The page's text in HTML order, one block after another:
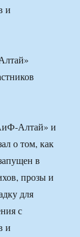
и
Алтай» и
о том, как
в
прозы и
для
с
и